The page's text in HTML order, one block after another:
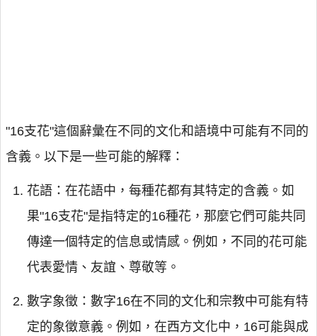
"16支花"這個辭彙在不同的文化和語境中可能有不同的
含義。以下是一些可能的解釋：
花語：在花語中，每種花都有其特定的含義。如
果"16支花"是指特定的16種花，那麼它們可能共同
傳達一個特定的信息或情感。例如，不同的花可能
代表愛情、友誼、尊敬等。
數字象徵：數字16在不同的文化和宗教中可能有特
定的象徵意義。例如，在西方文化中，16可能與成